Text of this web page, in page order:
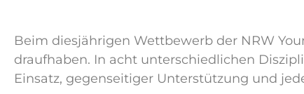
Beim diesjährigen Wettbewerb der NRW
draufhaben. In acht unterschiedlichen
Einsatz, gegenseitiger Unterstützung und